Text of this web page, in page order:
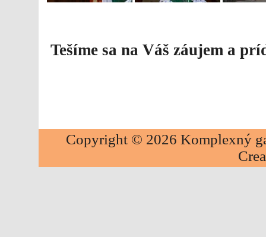
Tešíme sa na Váš záujem a
Copyright © 2026 Komplexný